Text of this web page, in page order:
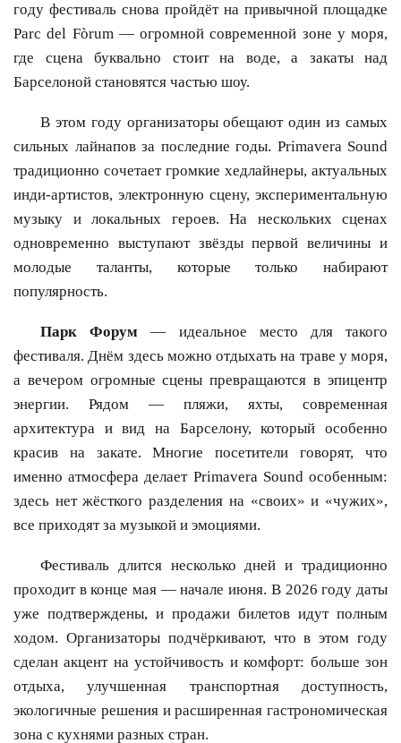
году фестиваль снова пройдёт на привычной площадке
Parc del Fòrum — огромной современной зоне у моря,
где сцена буквально стоит на воде, а закаты над
Барселоной становятся частью шоу.
В этом году организаторы обещают один из самых
сильных лайнапов за последние годы. Primavera Sound
традиционно сочетает громкие хедлайнеры, актуальных
инди-артистов, электронную сцену, экспериментальную
музыку и локальных героев. На нескольких сценах
одновременно выступают звёзды первой величины и
молодые таланты, которые только набирают
популярность.
Парк Форум — идеальное место для такого
фестиваля. Днём здесь можно отдыхать на траве у моря,
а вечером огромные сцены превращаются в эпицентр
энергии. Рядом — пляжи, яхты, современная
архитектура и вид на Барселону, который особенно
красив на закате. Многие посетители говорят, что
именно атмосфера делает Primavera Sound особенным:
здесь нет жёсткого разделения на «своих» и «чужих»,
все приходят за музыкой и эмоциями.
Фестиваль длится несколько дней и традиционно
проходит в конце мая — начале июня. В 2026 году даты
уже подтверждены, и продажи билетов идут полным
ходом. Организаторы подчёркивают, что в этом году
сделан акцент на устойчивость и комфорт: больше зон
отдыха, улучшенная транспортная доступность,
экологичные решения и расширенная гастрономическая
зона с кухнями разных стран.